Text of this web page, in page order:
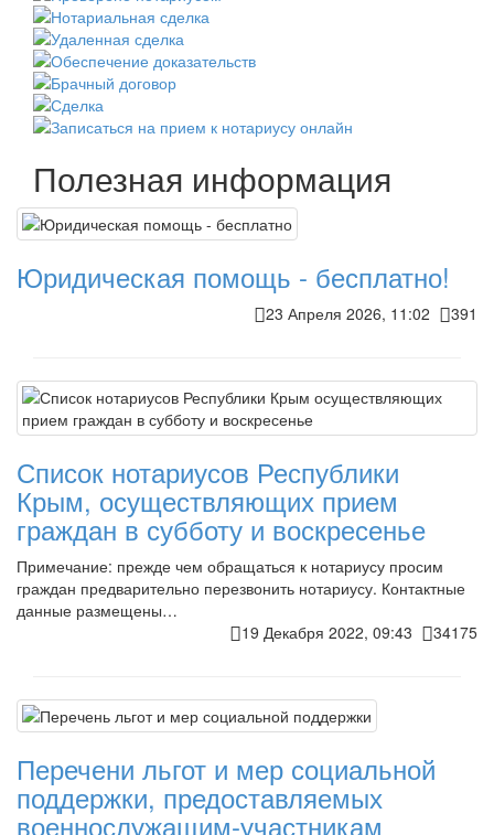
Полезная информация
Юридическая помощь - бесплатно!
23 Апреля 2026, 11:02 391
Список нотариусов Республики
Крым, осуществляющих прием
граждан в субботу и воскресенье
Примечание: прежде чем обращаться к нотариусу просим
граждан предварительно перезвонить нотариусу. Контактные
данные размещены…
19 Декабря 2022, 09:43
34175
Перечени льгот и мер социальной
поддержки, предоставляемых
военнослужащим-участникам